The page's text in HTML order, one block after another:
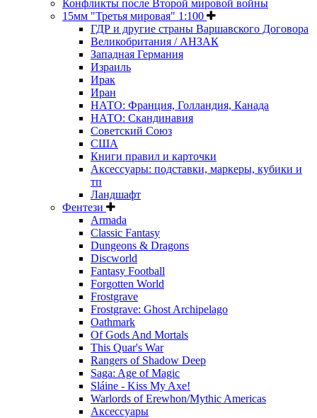
Конфликты после Второй мировой войны
15мм "Третья мировая" 1:100
ГДР и другие страны Варшавского Договора
Великобритания / АНЗАК
Западная Германия
Израиль
Ирак
Иран
НАТО: Франция, Голландия, Канада
НАТО: Скандинавия
Советский Союз
США
Книги правил и карточки
Аксессуары: подставки, маркеры, кубики и
тп
Ландшафт
Фентези
Armada
Classic Fantasy
Dungeons & Dragons
Discworld
Fantasy Football
Forgotten World
Frostgrave
Frostgrave: Ghost Archipelago
Oathmark
Of Gods And Mortals
This Quar's War
Rangers of Shadow Deep
Saga: Age of Magic
Sláine - Kiss My Axe!
Warlords of Erewhon/Mythic Americas
Аксессуары